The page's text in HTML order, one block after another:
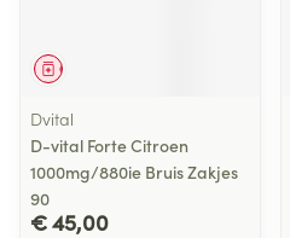
Geneesmiddel
Dvital
D-vital Forte Citroen
1000mg/880ie Bruis Zakjes
90
€ 45,00